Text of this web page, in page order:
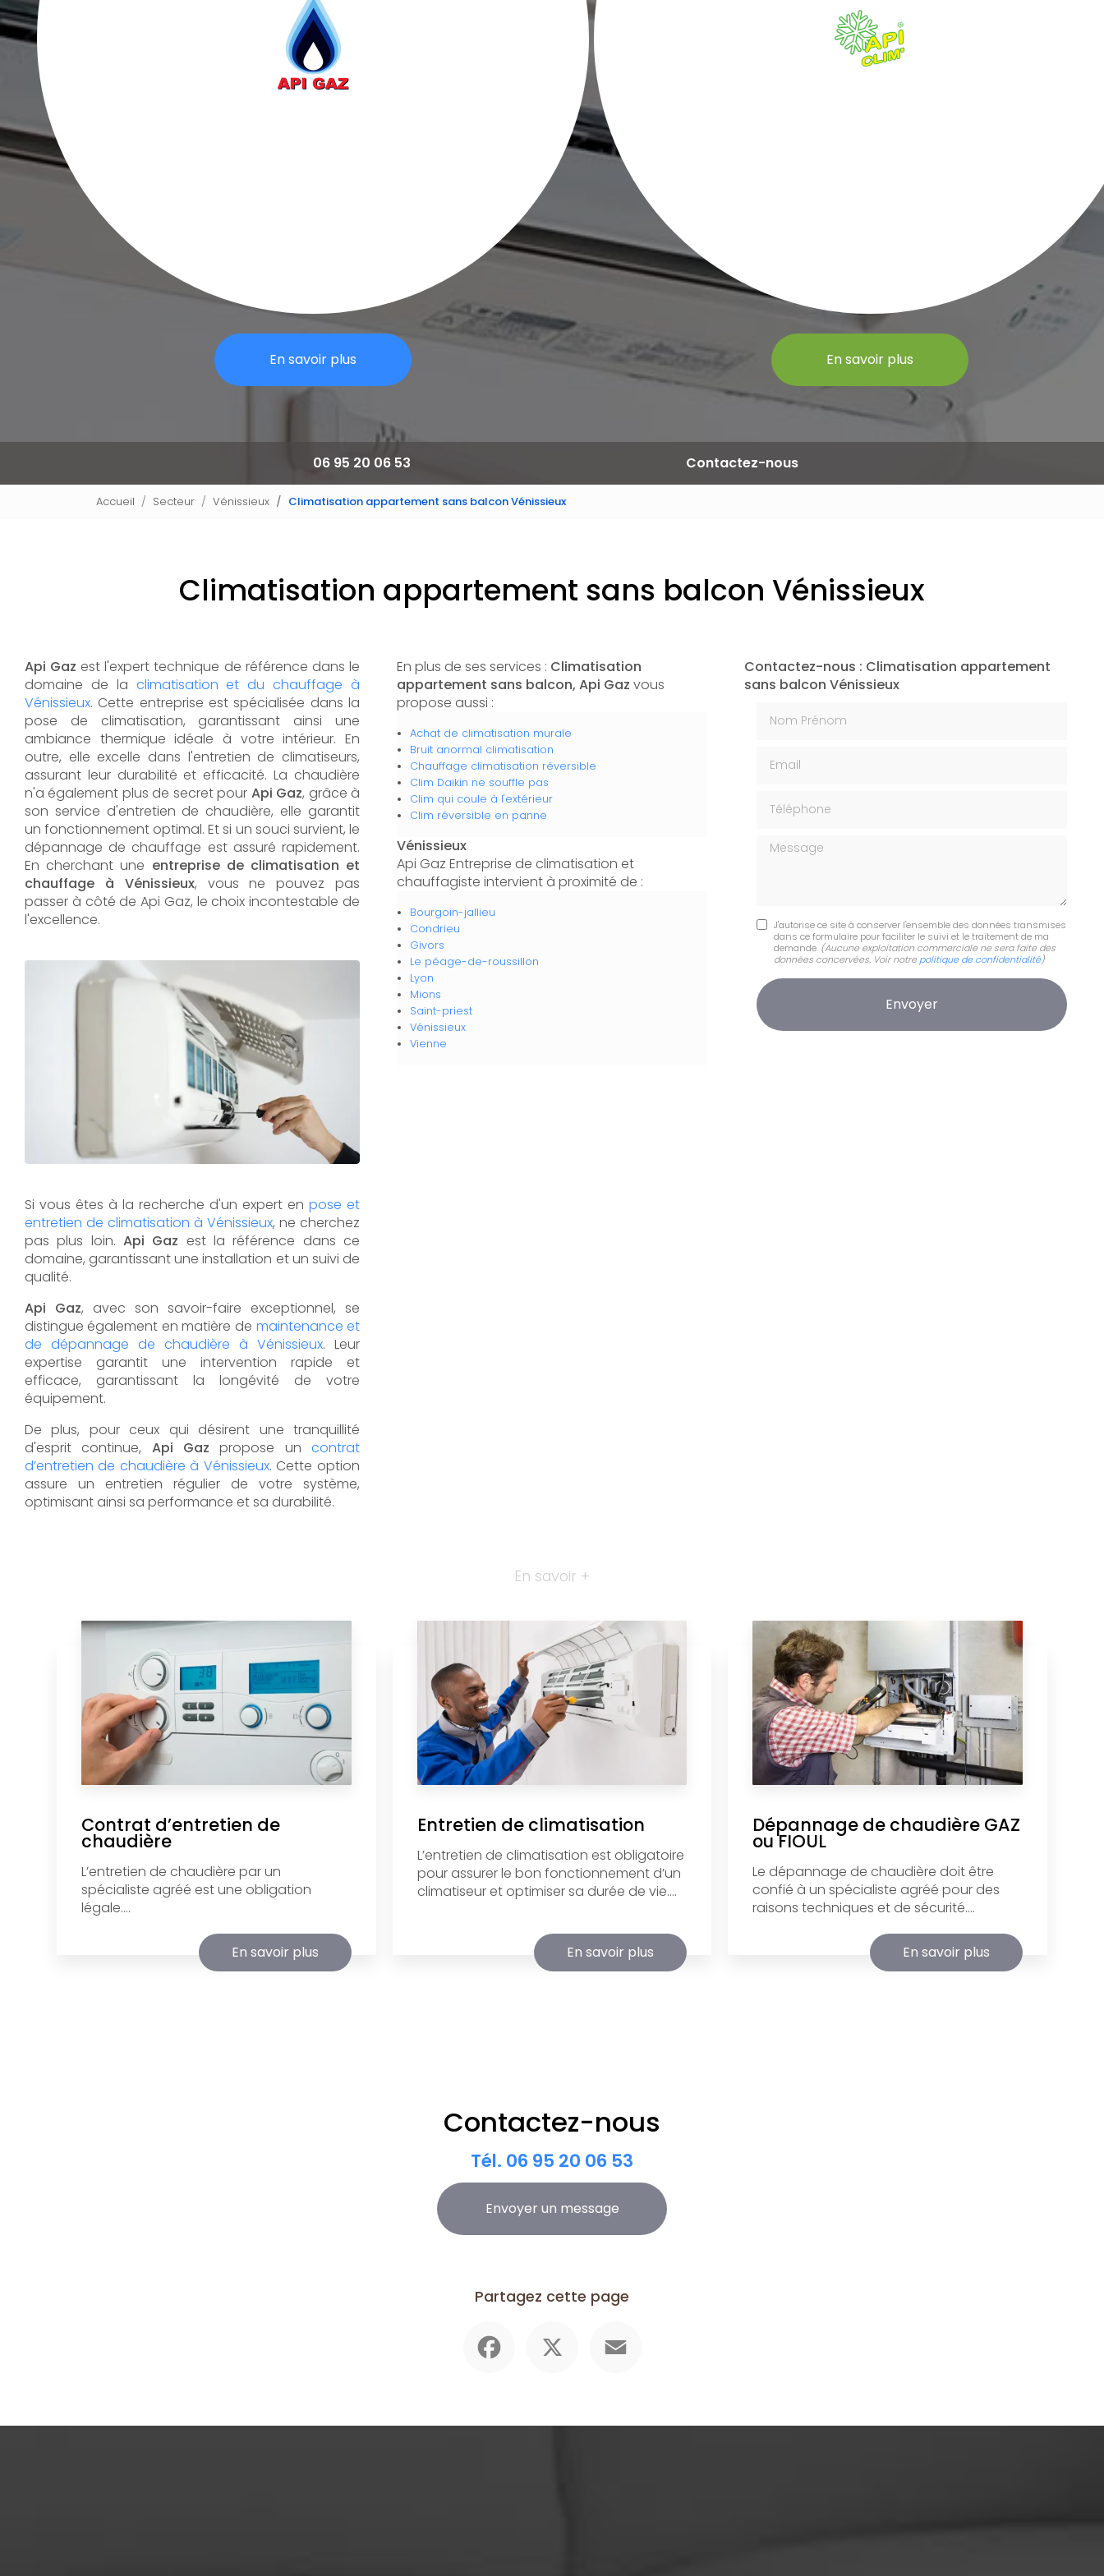
En savoir plus En savoir plus
06 95 20 06 53 Contactez-nous
Accueil Secteur Vénissieux Climatisation appartement sans balcon Vénissieux
Climatisation appartement sans balcon Vénissieux
Api Gaz est l'expert technique de référence dans le
domaine de la climatisation et du chauffage à
Vénissieux. Cette entreprise est spécialisée dans la
pose de climatisation, garantissant ainsi une
ambiance thermique idéale à votre intérieur. En
outre, elle excelle dans l'entretien de climatiseurs,
assurant leur durabilité et efficacité. La chaudière
n'a également plus de secret pour Api Gaz, grâce à
son service d'entretien de chaudière, elle garantit
un fonctionnement optimal. Et si un souci survient, le
dépannage de chauffage est assuré rapidement.
En cherchant une entreprise de climatisation et
chauffage à Vénissieux, vous ne pouvez pas
passer à côté de Api Gaz, le choix incontestable de
l'excellence.
Si vous êtes à la recherche d'un expert en pose et
entretien de climatisation à Vénissieux, ne cherchez
pas plus loin. Api Gaz est la référence dans ce
domaine, garantissant une installation et un suivi de
qualité.
Api Gaz, avec son savoir-faire exceptionnel, se
distingue également en matière de maintenance et
de dépannage de chaudière à Vénissieux. Leur
expertise garantit une intervention rapide et
efficace, garantissant la longévité de votre
équipement.
De plus, pour ceux qui désirent une tranquillité
d'esprit continue, Api Gaz propose uncontrat
d’entretien de chaudière à Vénissieux. Cette option
assure un entretien régulier de votre système,
optimisant ainsi sa performance et sa durabilité.
En plus de ses services : Climatisation
appartement sans balcon, Api Gaz vous
propose aussi :
Achat de climatisation murale
Bruit anormal climatisation
Chauffage climatisation réversible
Clim Daikin ne souffle pas
Clim qui coule à l'extérieur
Clim réversible en panne
Vénissieux
Api Gaz Entreprise de climatisation et
chauffagiste intervient à proximité de :
Bourgoin-jallieu
Condrieu
Givors
Le péage-de-roussillon
Lyon
Mions
Saint-priest
Vénissieux
Vienne
Contactez-nous : Climatisation appartement
sans balcon Vénissieux
Message
J'autorise ce site à conserver l'ensemble des données transmises
dans ce formulaire pour faciliter le suivi et le traitement de ma
demande. (Aucune exploitation commerciale ne sera faite des
données concervées. Voir notre politique de confidentialité)
En savoir +
Contrat d’entretien de
chaudière
L’entretien de chaudière par un
spécialiste agréé est une obligation
légale....
En savoir plus
Entretien de climatisation
L’entretien de climatisation est obligatoire
pour assurer le bon fonctionnement d’un
climatiseur et optimiser sa durée de vie....
En savoir plus
Dépannage de chaudière GAZ
ou FIOUL
Le dépannage de chaudière doit être
confié à un spécialiste agréé pour des
raisons techniques et de sécurité....
En savoir plus
Contactez-nous
Tél. 06 95 20 06 53
Envoyer un message
Partagez cette page